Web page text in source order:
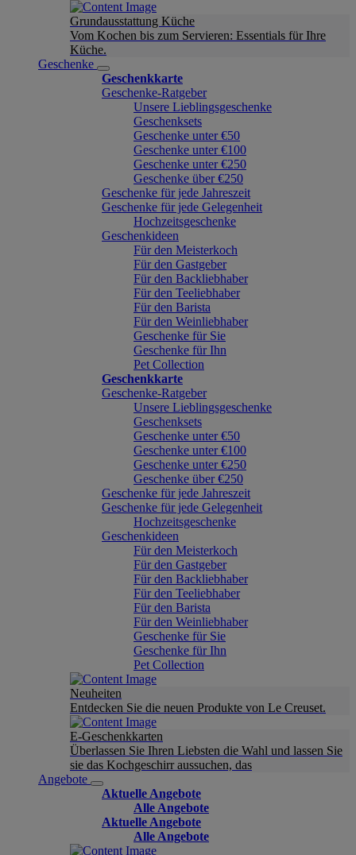
Grundausstattung Küche
Vom Kochen bis zum Servieren: Essentials für Ihre
Küche.
Geschenke
Geschenkkarte
Geschenke-Ratgeber
Unsere Lieblingsgeschenke
Geschenksets
Geschenke unter €50
Geschenke unter €100
Geschenke unter €250
Geschenke über €250
Geschenke für jede Jahreszeit
Geschenke für jede Gelegenheit
Hochzeitsgeschenke
Geschenkideen
Für den Meisterkoch
Für den Gastgeber
Für den Backliebhaber
Für den Teeliebhaber
Für den Barista
Für den Weinliebhaber
Geschenke für Sie
Geschenke für Ihn
Pet Collection
Geschenkkarte
Geschenke-Ratgeber
Unsere Lieblingsgeschenke
Geschenksets
Geschenke unter €50
Geschenke unter €100
Geschenke unter €250
Geschenke über €250
Geschenke für jede Jahreszeit
Geschenke für jede Gelegenheit
Hochzeitsgeschenke
Geschenkideen
Für den Meisterkoch
Für den Gastgeber
Für den Backliebhaber
Für den Teeliebhaber
Für den Barista
Für den Weinliebhaber
Geschenke für Sie
Geschenke für Ihn
Pet Collection
Neuheiten
Entdecken Sie die neuen Produkte von Le Creuset.
E-Geschenkkarten
Überlassen Sie Ihren Liebsten die Wahl und lassen Sie
sie das Kochgeschirr aussuchen, das
Angebote
Aktuelle Angebote
Alle Angebote
Aktuelle Angebote
Alle Angebote